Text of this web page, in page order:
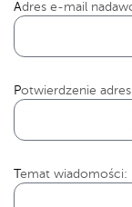
Adres e-mail
Potwierdzenie
Temat wiadomości: